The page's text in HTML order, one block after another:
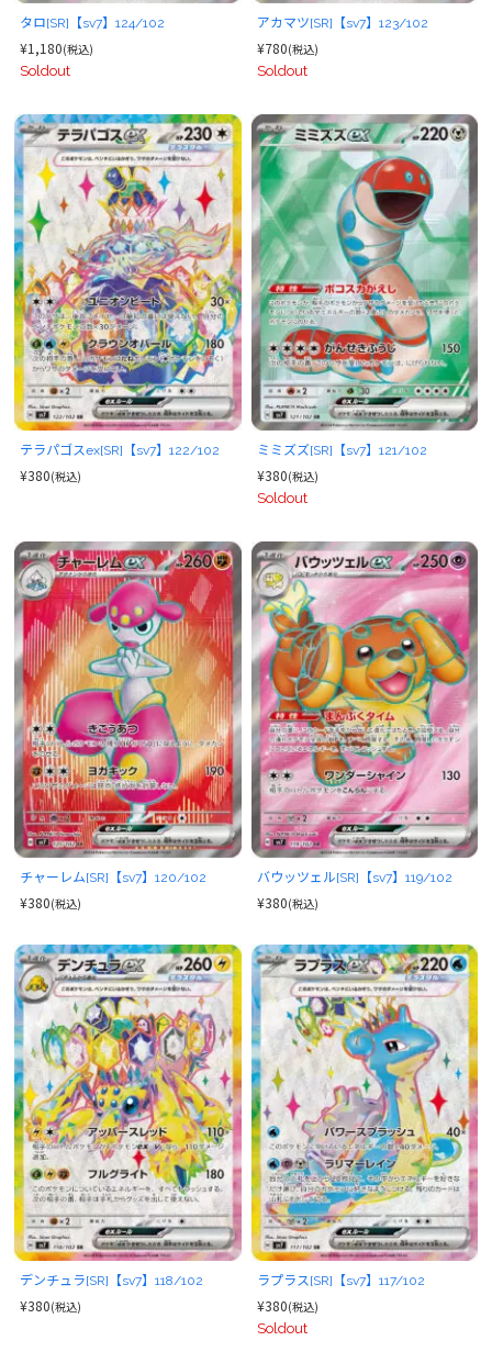
タロ[SR]【sv7】124/102
¥1,180(税込)
Soldout
アカマツ[SR]【sv7】123/102
¥780(税込)
Soldout
テラパゴスex[SR]【sv7】122/102
¥380(税込)
ミミズズ[SR]【sv7】121/102
¥380(税込)
Soldout
チャーレム[SR]【sv7】120/102
¥380(税込)
バウッツェル[SR]【sv7】119/102
¥380(税込)
デンチュラ[SR]【sv7】118/102
¥380(税込)
ラプラス[SR]【sv7】117/102
¥380(税込)
Soldout